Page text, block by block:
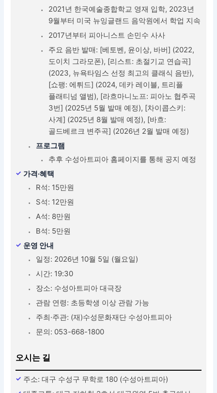
2021년 한국예술종합학교 영재 입학, 2023년
9월부터 미국 뉴잉글랜드 음악원에서 학업 지속
2017년부터 피아니스트 손민수 사사
주요 음반 발매: [베토벤, 윤이상, 바버] (2022,
도이치 그라모폰), [리스트: 초절기교 연습곡]
(2023, 뉴욕타임스 선정 최고의 클래식 음반),
[쇼팽: 에튀드] (2024, 데카 레이블, 트리플
플래티넘 앨범), [라흐마니노프: 피아노 협주곡
3번] (2025년 5월 발매 예정), [차이콥스키:
사계] (2025년 8월 발매 예정), [바흐:
골드베르크 변주곡] (2026년 2월 발매 예정)
프로그램
추후 수성아트피아 홈페이지를 통해 공지 예정
가격·혜택
R석: 15만원
S석: 12만원
A석: 8만원
B석: 5만원
운영 안내
일정: 2026년 10월 5일 (월요일)
시간: 19:30
장소: 수성아트피아 대극장
관람 연령: 초등학생 이상 관람 가능
주최·주관: (재)수성문화재단 수성아트피아
문의: 053-668-1800
오시는 길
주소: 대구 수성구 무학로 180 (수성아트피아)